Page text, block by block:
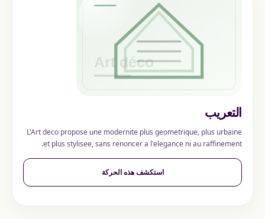
التعريب
L'Art deco propose une modernite plus geometrique, plus urbaine
et plus stylisee, sans renoncer a l'elegance ni au raffinement.
استكشف هذه الحركة